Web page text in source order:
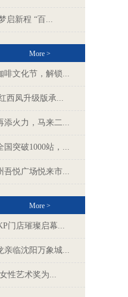
启新程 “百...
More >
啡文化节，解锁...
西凤升级版承...
添火力，马来二...
国突破1000站，...
吾悦广场悦来市...
More >
门店璀璨启幕...
亲临沈阳万象城...
性艺术奖为...